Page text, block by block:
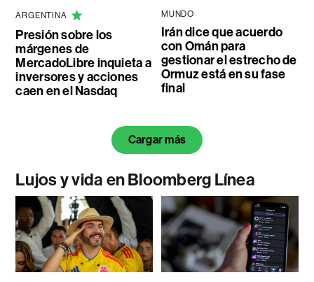
ARGENTINA
Presión sobre los
márgenes de
MercadoLibre inquieta a
inversores y acciones
caen en el Nasdaq
MUNDO
Irán dice que acuerdo
con Omán para
gestionar el estrecho de
Ormuz está en su fase
final
Cargar más
Lujos y vida en Bloomberg Línea